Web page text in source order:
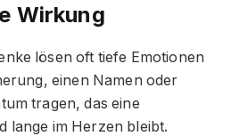
Wirkung
lösen oft tiefe Emotionen
einen Namen oder
tragen, das eine
lange im Herzen bleibt.